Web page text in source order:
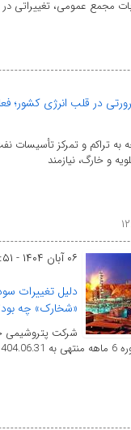
مجمع عمومی، تغییراتی در
در قلب انرژی کشور؛
به تراکم و تمرکز تأسیسات
و خارگ، نیازمند
۰۶ آبان ۱۴۰۴ - ۱۰:۵۱
دلیل تغییرات
«شخارک» چه
شرکت پتروشیمی